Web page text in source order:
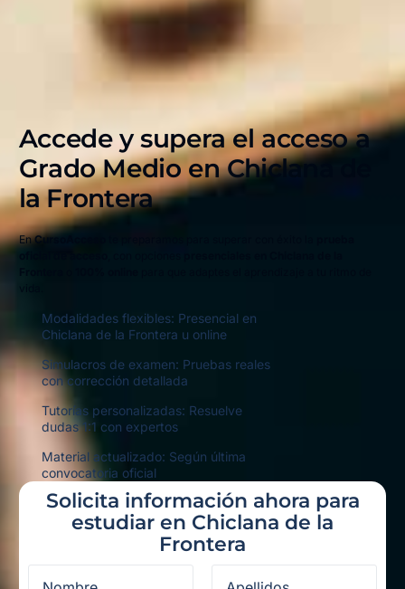
Accede y supera el acceso a
Grado Medio enChiclana de
la Frontera
EnCursoAcceso
Modalidades flexibles: Presencial en
Chiclana de la Frontera u online
Simulacros de examen: Pruebas reales
con corrección detallada
Tutorías personalizadas: Resuelve
dudas 1:1 con expertos
Material actualizado: Según última
convocatoria oficial
Solicita información ahora para
estudiar en Chiclana de la
Frontera